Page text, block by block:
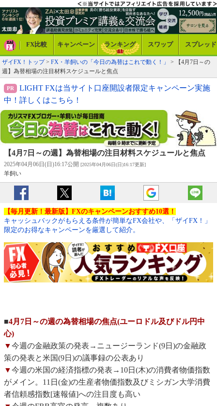
FX比較 キャンペーン ランキング スワップ スプレッド
ザイFX！トップ> FX・羊飼いの「今日の為替はこれで動く！」
> 【4月7日～の
週】為替相場の注目材料スケジュールと焦点
LIGHT FXは当サイト口座開設者限定キャンペーン実施
中！詳しくはこちら！
【4月7日～の週】為替相場の注目材料スケジュールと焦点
2025年04月06日(日)16:17公開 [2025年04月06日(日)16:17更新]
羊飼い
【毎月更新！最新版】FXのキャンペーンおすすめ10選！
キャッシュバックがもらえる条件が簡単なFX会社や、「ザイFX！」
限定のお得なキャンペーンを厳選して紹介。
■4月7日～の週の為替相場の焦点(ユーロドル及びドル円中
心)
▼今週の金融政策の発表→ニュージーランド(9日)の金融政
策の発表と米国(9日)の議事録の公表あり
▼今週の米国の経済指標の発表→10日(木)の消費者物価指数
がメイン。11日(金)の生産者物価指数及びミシガン大学消費
者信頼感指数[速報値]への注目度も高い